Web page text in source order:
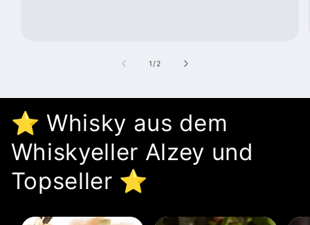
1/von
2
⭐️ Whisky aus dem
Whiskyeller Alzey und
Topseller ⭐️